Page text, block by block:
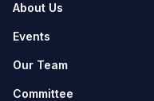
About Us
Events
Our Team
Committee